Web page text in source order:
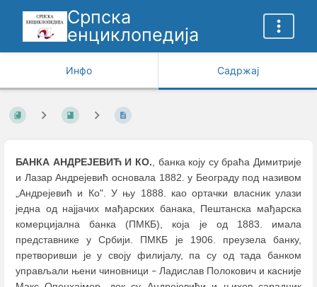
Српска
енциклопедија
Инфо Садржај
БАНКА АНДРЕЈЕВИЋ И КО., банка коју су браћа Димитрије
и Лазар Андрејевић основала 1882. у Београду под називом
„Андрејевић и Ко". У њу 1888. као ортачки власник улази
једна од најјачих мађарских банака, Пештанска мађарска
комерцијална банка (ПМКБ), која је од 1883. имала
представнике у Србији. ПМКБ је 1906. преузела банку,
претворивши је у своју филијалу, па су од тада банком
управљали њени чиновници – Ладислав Полокович и касније